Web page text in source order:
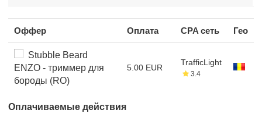
Оффер Оплата CPA сеть Гео
Stubble Beard
ENZO - триммер для
бороды (RO)
5.00 EUR
TrafficLight
3.4
Оплачиваемые действия